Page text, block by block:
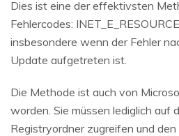
Dies ist eine der effektivsten
Fehlercodes:
insbesondere wenn der Fehler
Update aufgetreten ist.
Die Methode ist auch von
worden. Sie müssen lediglich auf
Registryordner zugreifen und